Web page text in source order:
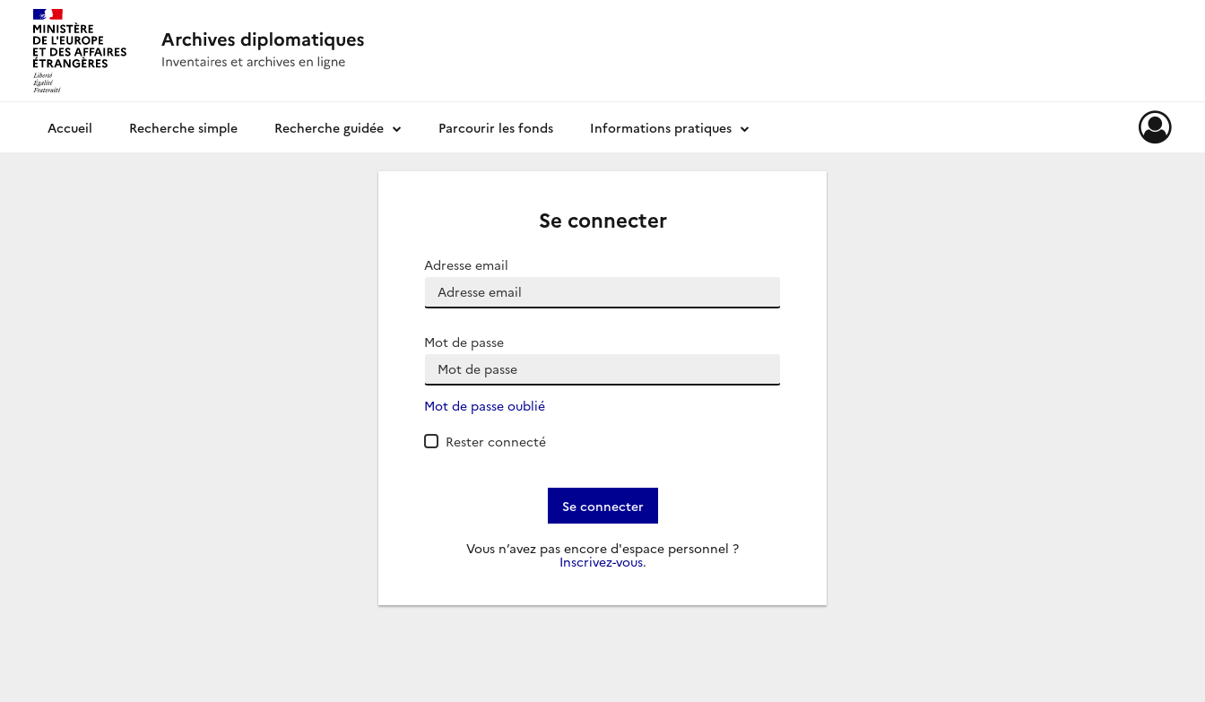
Archives diplomatiquesRecherche simple Recherche guidée Parcourir les fonds Informations pratiques
Se connecter
Adresse email
Mot de passe
Mot de passe oublié
Rester connecté
Se connecter
Vous n’avez pas encore d'espace personnel ?
Inscrivez-vous.